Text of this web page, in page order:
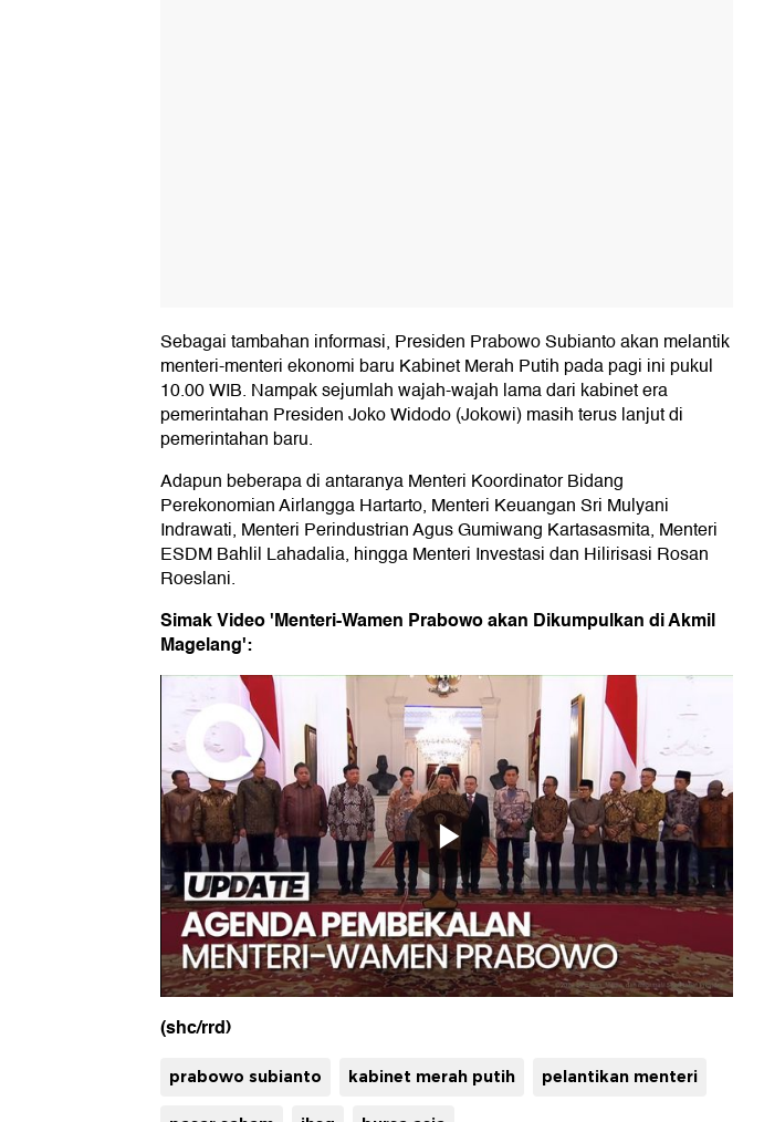
Sebagai tambahan informasi, Presiden Prabowo Subianto akan melantik
menteri-menteri ekonomi baru Kabinet Merah Putih pada pagi ini pukul
10.00 WIB. Nampak sejumlah wajah-wajah lama dari kabinet era
pemerintahan Presiden Joko Widodo (Jokowi) masih terus lanjut di
pemerintahan baru.
Adapun beberapa di antaranya Menteri Koordinator Bidang
Perekonomian Airlangga Hartarto, Menteri Keuangan Sri Mulyani
Indrawati, Menteri Perindustrian Agus Gumiwang Kartasasmita, Menteri
ESDM Bahlil Lahadalia, hingga Menteri Investasi dan Hilirisasi Rosan
Roeslani.
Simak Video 'Menteri-Wamen Prabowo akan Dikumpulkan di Akmil
Magelang':
(shc/rrd)
prabowo subianto kabinet merah putih pelantikan menteri